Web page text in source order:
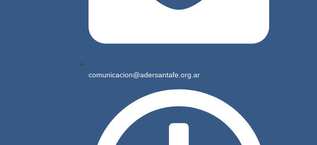
comunicacion@adersantafe.org.ar